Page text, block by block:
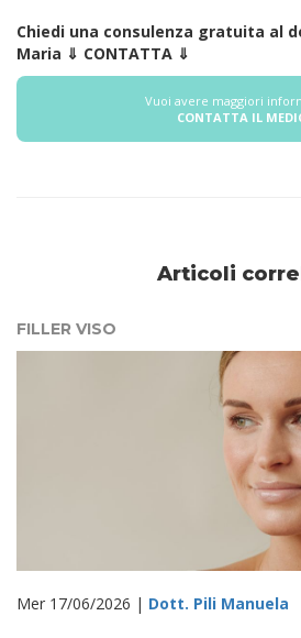
Chiedi una consulenza gratuita al
Maria ⇓ CONTATTA ⇓
Vuoi avere maggiori
CONTATTA IL
Articoli
FILLER VISO
Mer 17/06/2026 | Dott. Pili Manuela